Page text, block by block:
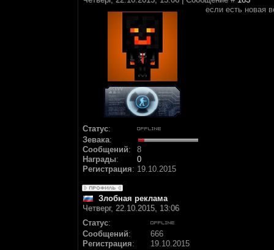
Статус:
Зевака:
Сообщений:
8
Награды:
0
Регистрация: 19.10.2015
если есть новая
Злобная реклама
Четверг, 22.10.2015, 13:06
Статус:
Сообщений:
666
Регистрация: 19.10.2015